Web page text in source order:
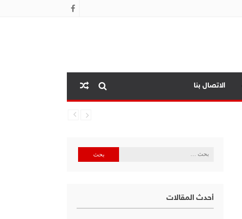
الاتصال بنا
البحث
أحدث المقالات